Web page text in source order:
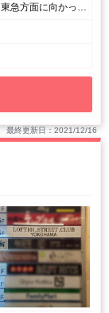
最終更新日：2021/12/16